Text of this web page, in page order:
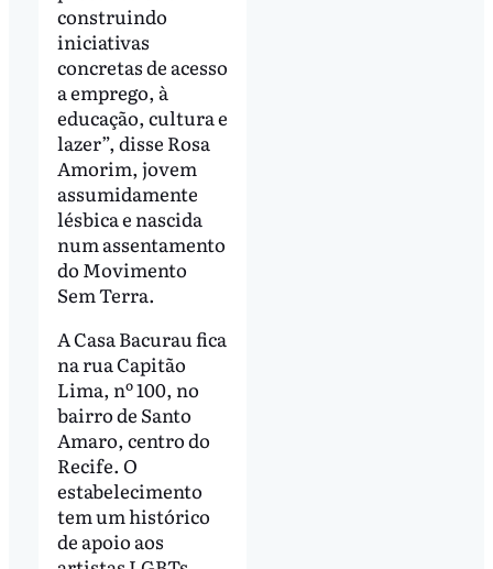
construindo
iniciativas
concretas de acesso
a emprego, à
educação, cultura e
lazer”, disse Rosa
Amorim, jovem
assumidamente
lésbica e nascida
num assentamento
do Movimento
Sem Terra.
A Casa Bacurau fica
na rua Capitão
Lima, nº 100, no
bairro de Santo
Amaro, centro do
Recife. O
estabelecimento
tem um histórico
de apoio aos